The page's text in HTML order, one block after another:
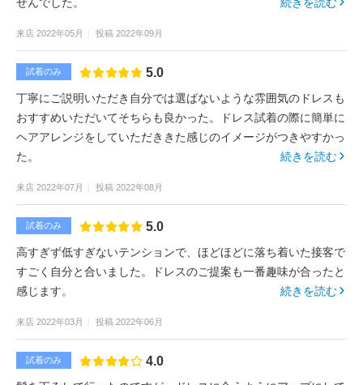
来店 2022年05月 投稿 2022年09月
試着のみ 5.0
丁寧にご説明いただき自分では選ばないような雰囲気のドレスも
おすすめいただいてそちらも良かった。ドレス試着の際に簡単に
ヘアアレンジをしていただききた感じのイメージがつきやすかっ
た。
続きを読む
来店 2022年07月 投稿 2022年08月
試着のみ 5.0
高すぎず低すぎないテンションで、ほどほどに落ち着いた接客で
すごく自分と合いました。ドレスのご提案も一番趣味が合ったと
感じます。
続きを読む
来店 2022年03月 投稿 2022年06月
試着のみ 4.0